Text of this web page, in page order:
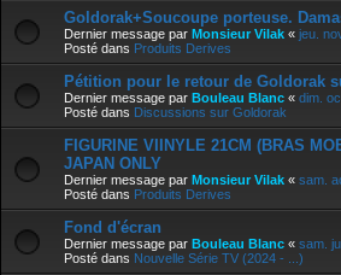
Goldorak+Soucoupe porteuse.
Dernier message par Monsieur Vilak « jeu.
Posté dans Produits Derives
Pétition pour le retour de Goldorak
Dernier message par Bouleau Blanc « dim.
Posté dans Discussions sur Goldorak
FIGURINE VIINYLE 21CM (BRAS
JAPAN ONLY
Dernier message par Monsieur Vilak « sam.
Posté dans Produits Derives
Fond d'écran
Dernier message par Bouleau Blanc « sam.
Posté dans Nouvelle Série TV (2024 - ...)